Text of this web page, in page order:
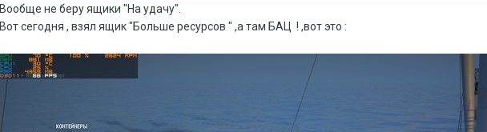
Вообще не беру ящики "На удачу".
Вот сегодня , взял ящик "Больше ресурсов " ,а там БАЦ ! ,вот это :